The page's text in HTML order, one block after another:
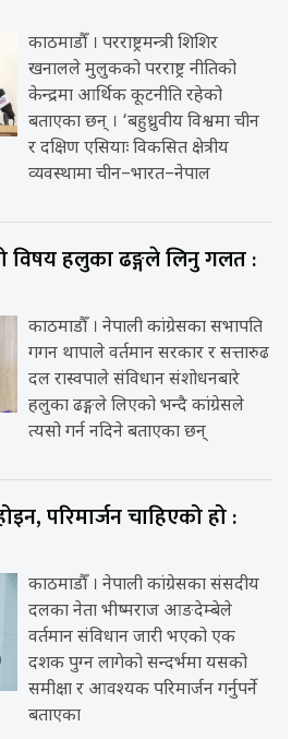
काठमाडौँ । परराष्ट्रमन्त्री शिशिर
खनालले मुलुकको परराष्ट्र नीतिको
केन्द्रमा आर्थिक कूटनीति रहेको
बताएका छन् । ‘बहुध्रुवीय विश्वमा चीन
र दक्षिण एसियाः विकसित क्षेत्रीय
व्यवस्थामा चीन–भारत–नेपाल
विषय हलुका ढङ्गले लिनु गलत :
काठमाडौँ । नेपाली कांग्रेसका सभापति
गगन थापाले वर्तमान सरकार र सत्तारुढ
दल रास्वपाले संविधान संशोधनबारे
हलुका ढङ्गले लिएको भन्दै कांग्रेसले
त्यसो गर्न नदिने बताएका छन्
परिमार्जन चाहिएको हो :
काठमाडौँ । नेपाली कांग्रेसका संसदीय
दलका नेता भीष्मराज आङदेम्बेले
वर्तमान संविधान जारी भएको एक
दशक पुग्न लागेको सन्दर्भमा यसको
समीक्षा र आवश्यक परिमार्जन गर्नुपर्ने
बताएका